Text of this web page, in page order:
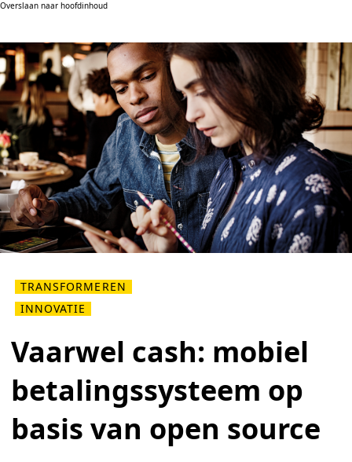
Overslaan naar hoofdinhoud
TRANSFORMEREN
INNOVATIE
Vaarwel cash: mobiel
betalingssysteem op
basis van open source